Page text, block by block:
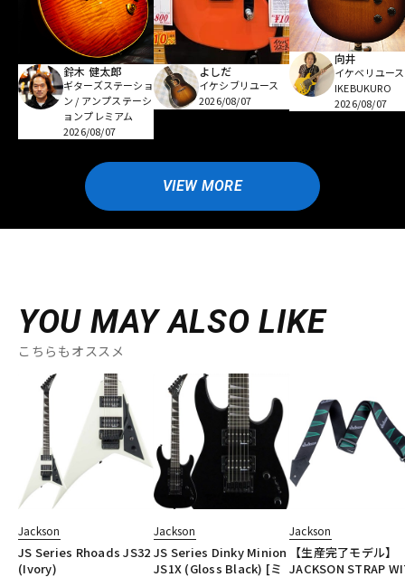
鈴木 健太郎
ギターズステーショ
ン / アンプステーシ
ョンプレミアム
2026/08/07
よしだ
イケシブリユース
2026/08/07
向井
イケベリユース
IKEBUKURO
2026/08/07
VIEW MORE
YOU MAY ALSO LIKE
こちらもオススメ
Jackson
JS Series Rhoads JS32
(Ivory)
Jackson
JS Series Dinky Minion
JS1X (Gloss Black) [ミ
Jackson
【生産完了モデル】
JACKSON STRAP